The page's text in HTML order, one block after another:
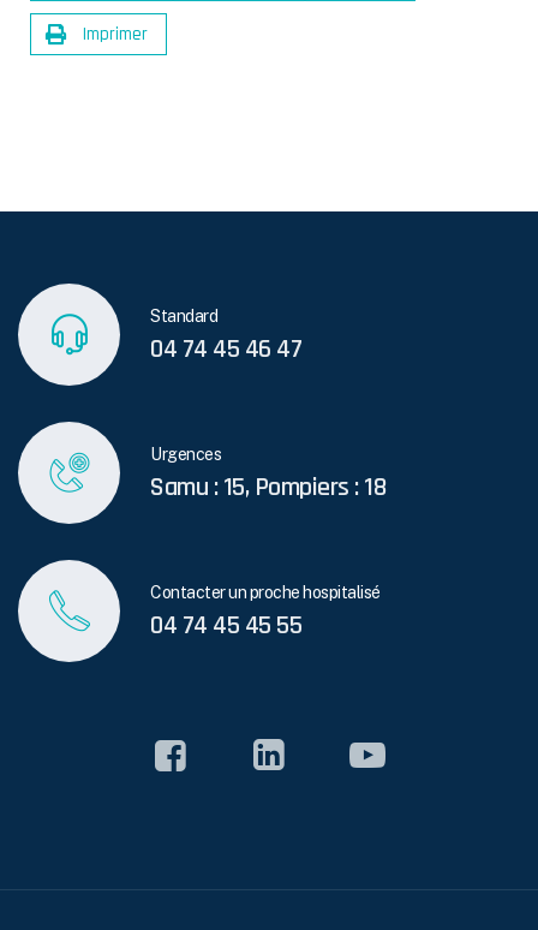
Imprimer
Standard
04 74 45 46 47
Urgences
Samu : 15, Pompiers : 18
Contacter un proche hospitalisé
04 74 45 45 55